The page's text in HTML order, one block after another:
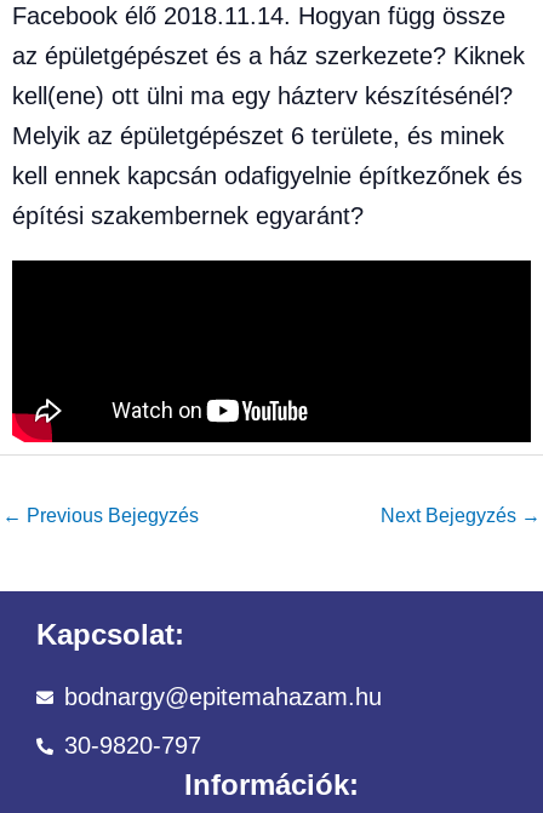
Facebook élő 2018.11.14. Hogyan függ össze
az épületgépészet és a ház szerkezete? Kiknek
kell(ene) ott ülni ma egy házterv készítésénél?
Melyik az épületgépészet 6 területe, és minek
kell ennek kapcsán odafigyelnie építkezőnek és
építési szakembernek egyaránt?
← Previous Bejegyzés Next Bejegyzés →
Kapcsolat:
bodnargy@epitemahazam.hu
30-9820-797
Információk: